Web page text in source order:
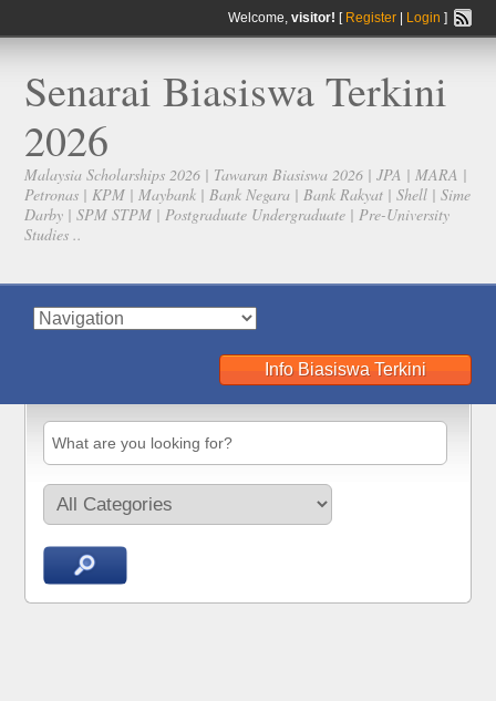
Welcome, visitor! [ Register| Login ]
Senarai Biasiswa Terkini
2026
Malaysia Scholarships 2026 | Tawaran Biasiswa 2026 | JPA | MARA |
Petronas | KPM | Maybank | Bank Negara | Bank Rakyat | Shell | Sime
Darby | SPM STPM | Postgraduate Undergraduate | Pre-University
Studies ..
Info Biasiswa Terkini